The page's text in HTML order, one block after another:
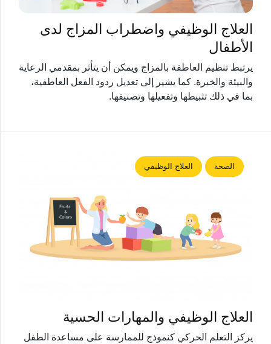
العلاج الوظيفي واضطراب المزاج لدى
الأطفال
يرتبط تنظيم العاطفة بالمزاج ويمكن أن يتأثر بمقدمي الرعاية
والبيئة والخبرة. كما يشير إلى تعديل ردود الفعل العاطفية،
بما في ذلك تثبيطها وتفعيلها وتصنيفها.
الصحة العلاج الوظيفي
العلاج الوظيفي والمهارات الحسية
يركز التعلم الحركي كنموذج للممارسة على مساعدة الطفل